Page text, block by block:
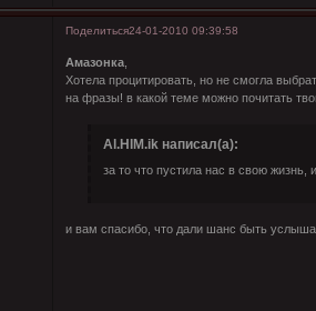
Поделиться24-01-2010 09:39:58
Амазонка
Хотела процитировать, но не смогла
на фразы! в какой теме можно почитать
Al.HIM.ik написал(а):
за то что пустила нас в свою жизнь,
и вам спасибо, что дали шанс быть